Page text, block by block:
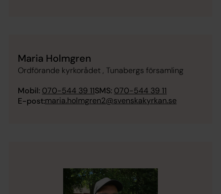
Maria Holmgren
Ordförande kyrkorådet , Tunabergs församling
Mobil: 070-544 39 11SMS: 070-544 39 11
E-post:maria.holmgren2@svenskakyrkan.se